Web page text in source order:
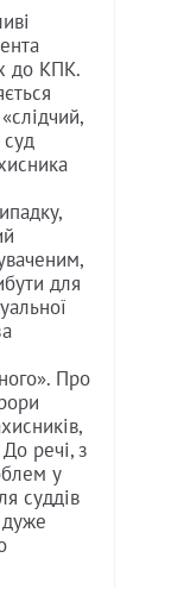
до КПК.
суд
для
Про
речі, з
у
суддів
дуже